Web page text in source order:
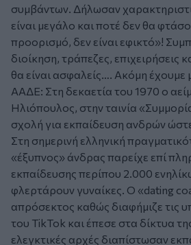
συμβάντων. Δήλωσαν
είναι μεγάλο και ποτέ δεν θα
προορισμό, δεν είναι εφικτό»!
διοίκηση, τράπεζες, επιχειρήσεις
θα είναι ασφαλείς…. Ακόμη
ΑΑΔΕ: Στη δεκαετία του 1970 ο
Ηλιόπουλος, στην ταινία
σχολή για εκπαίδευση ανδρών
Στη σημερινή ελληνική
«έξυπνος» άνδρας παρείχε επί
εκπαίδευσης περίπου 2.000
φλερτάρουν γυναίκες. Ο «dating
απρόσεκτος καθώς διαφήμιζε τις
του TikTok και έπεσε στα δίκτυα
ελεγκτικές αρχές διαπίστωσαν